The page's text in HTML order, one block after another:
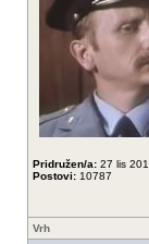
Pridružen/a: 27 lis
Postovi: 10787
Vrh